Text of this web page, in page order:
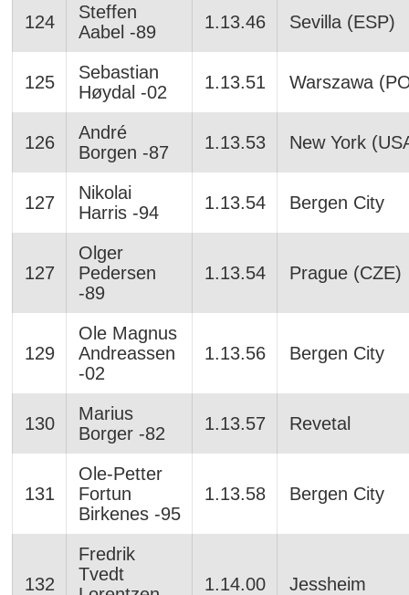
124
Steffen
Aabel -89
1.13.46 Sevilla (ESP)
125
Sebastian
Høydal -02
1.13.51 Warszawa
126
André
Borgen -87
1.13.53 New York
127
Nikolai
Harris -94
1.13.54 Bergen City
127
Olger
Pedersen
-89
1.13.54 Prague (CZE)
129
Ole Magnus
Andreassen
-02
1.13.56 Bergen City
130
Marius
Borger -82
1.13.57 Revetal
131
Ole-Petter
Fortun
Birkenes -95
1.13.58 Bergen City
132
Fredrik
Tvedt
1.14.00 Jessheim